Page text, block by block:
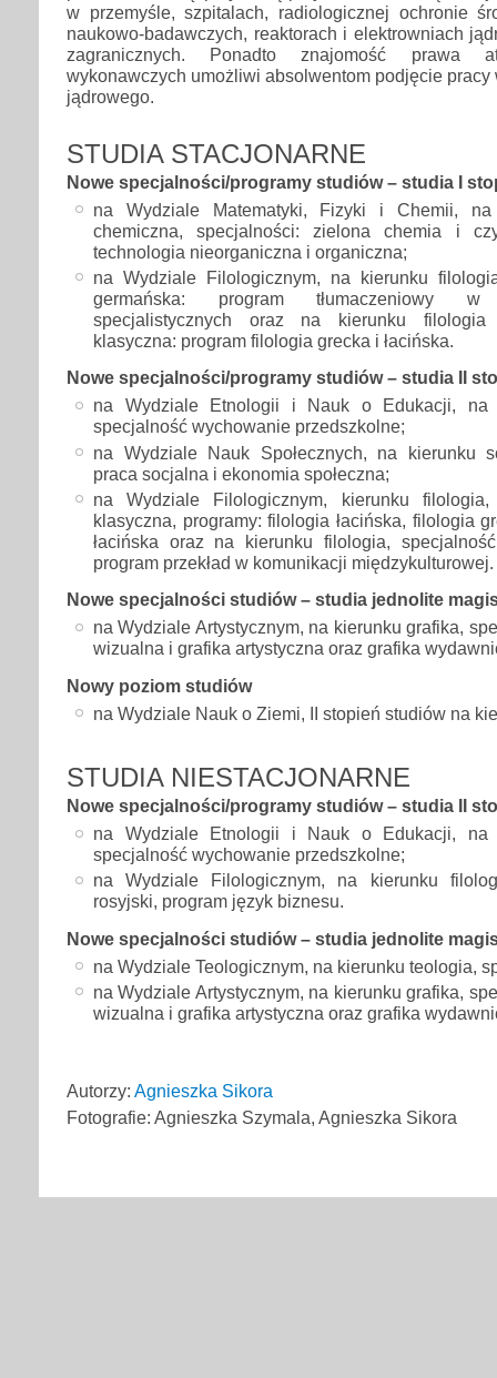
w przemyśle, szpitalach, radiologicznej ochronie
naukowo-badawczych, reaktorach i elektrowniach
zagranicznych. Ponadto znajomość prawa
wykonawczych umożliwi absolwentom podjęcie pracy
jądrowego.
STUDIA STACJONARNE
Nowe specjalności/programy studiów – studia I
na Wydziale Matematyki, Fizyki i Chemii, na
chemiczna, specjalności: zielona chemia i
technologia nieorganiczna i organiczna;
na Wydziale Filologicznym, na kierunku
germańska: program tłumaczeniowy
specjalistycznych oraz na kierunku filologia
klasyczna: program filologia grecka i łacińska.
Nowe specjalności/programy studiów – studia II
na Wydziale Etnologii i Nauk o Edukacji, na
specjalność wychowanie przedszkolne;
na Wydziale Nauk Społecznych, na kierunku
praca socjalna i ekonomia społeczna;
na Wydziale Filologicznym, kierunku
klasyczna, programy: filologia łacińska, filologia
łacińska oraz na kierunku filologia,
program przekład w komunikacji międzykulturowej.
Nowe specjalności studiów – studia jednolite
na Wydziale Artystycznym, na kierunku grafika,
wizualna i grafika artystyczna oraz grafika
Nowy poziom studiów
na Wydziale Nauk o Ziemi, II stopień studiów na
STUDIA NIESTACJONARNE
Nowe specjalności/programy studiów – studia II
na Wydziale Etnologii i Nauk o Edukacji, na
specjalność wychowanie przedszkolne;
na Wydziale Filologicznym, na kierunku
rosyjski, program język biznesu.
Nowe specjalności studiów – studia jednolite
na Wydziale Teologicznym, na kierunku teologia,
na Wydziale Artystycznym, na kierunku grafika,
wizualna i grafika artystyczna oraz grafika
Autorzy: Agnieszka Sikora
Fotografie: Agnieszka Szymala, Agnieszka Sikora